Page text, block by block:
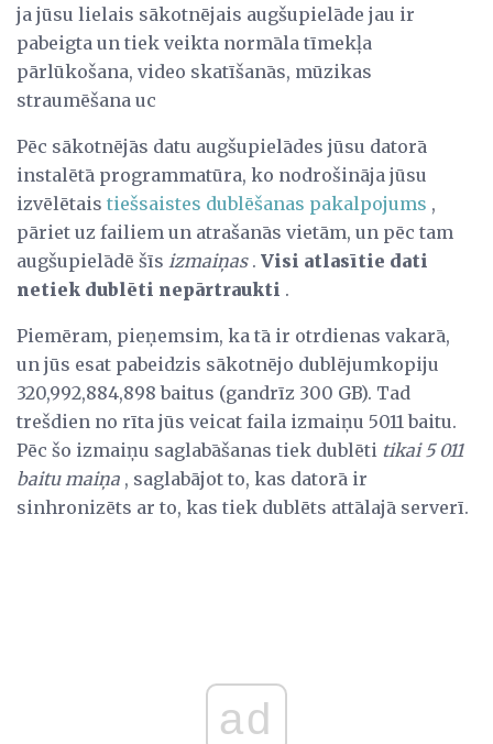
ja jūsu lielais sākotnējais augšupielāde jau ir
pabeigta un tiek veikta normāla tīmekļa
pārlūkošana, video skatīšanās, mūzikas
straumēšana uc
Pēc sākotnējās datu augšupielādes jūsu datorā
instalētā programmatūra, ko nodrošināja jūsu
izvēlētais tiešsaistes dublēšanas pakalpojums ,
pāriet uz failiem un atrašanās vietām, un pēc tam
augšupielādē šīs izmaiņas. Visi atlasītie dati
netiek dublēti nepārtraukti .
Piemēram, pieņemsim, ka tā ir otrdienas vakarā,
un jūs esat pabeidzis sākotnējo dublējumkopiju
320,992,884,898 baitus (gandrīz 300 GB). Tad
trešdien no rīta jūs veicat faila izmaiņu 5011 baitu.
Pēc šo izmaiņu saglabāšanas tiek dublēti tikai 5 011
baitu maiņa , saglabājot to, kas datorā ir
sinhronizēts ar to, kas tiek dublēts attālajā serverī.
ad